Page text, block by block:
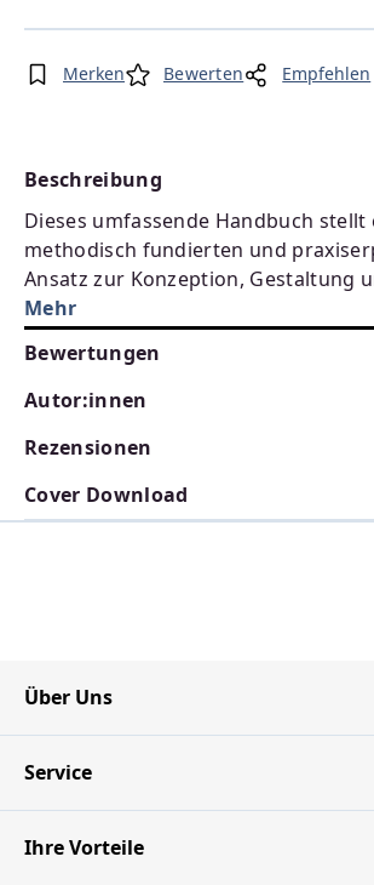
Merken Bewerten Empfehlen
Beschreibung
Dieses umfassende Handbuch stellt
methodisch fundierten und
Ansatz zur Konzeption, Gestaltung
Mehr
Bewertungen
Autor:innen
Rezensionen
Cover Download
Über Uns
Service
Ihre Vorteile